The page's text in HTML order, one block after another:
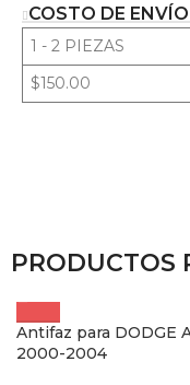
COSTO DE ENVÍO
1 - 2 PIEZAS
$150.00
PRODUCTOS
Antifaz para DODGE
2000-2004